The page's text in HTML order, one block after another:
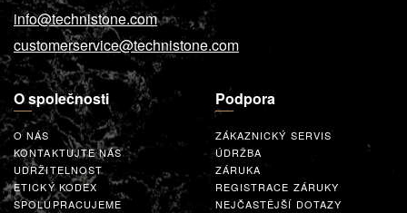
info@technistone.com
customerservice@technistone.com
O společnosti
O NÁS
KONTAKTUJTE NÁS
UDRŽITELNOST
ETICKÝ KODEX
SPOLUPRACUJEME
Podpora
ZÁKAZNICKÝ SERVIS
ÚDRŽBA
ZÁRUKA
REGISTRACE ZÁRUKY
NEJČASTĚJŠÍ DOTAZY